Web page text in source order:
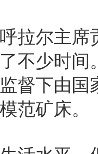
拉尔主席
不少时
督下由
范矿床。